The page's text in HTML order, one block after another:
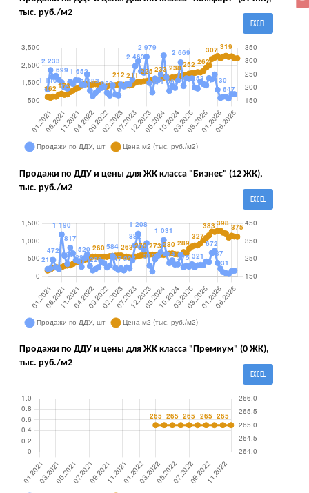
тыс. руб./м2
EXCEL
Продажи по ДДУ и цены для ЖК класса "Бизнес" (12 ЖК),
тыс. руб./м2
EXCEL
Продажи по ДДУ и цены для ЖК класса "Премиум" (0 ЖК),
тыс. руб./м2
EXCEL